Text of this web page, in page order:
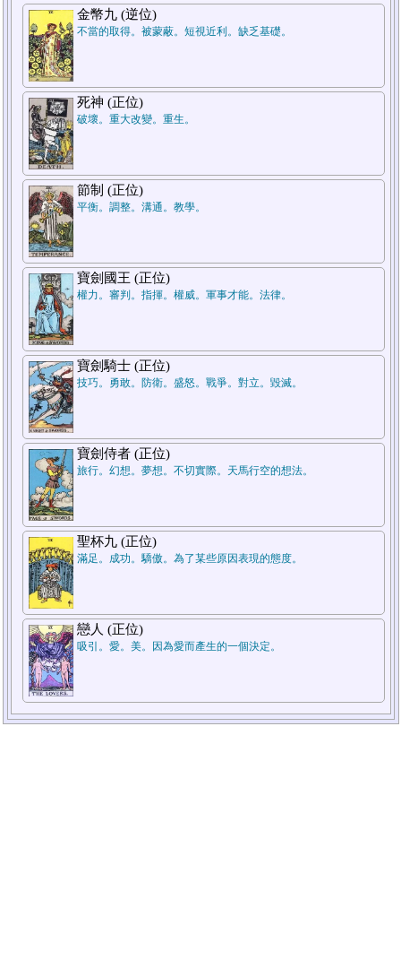
金幣九 (逆位)
不當的取得。被蒙蔽。短視近利。缺乏基礎。
死神 (正位)
破壞。重大改變。重生。
節制 (正位)
平衡。調整。溝通。教學。
寶劍國王 (正位)
權力。審判。指揮。權威。軍事才能。法律。
寶劍騎士 (正位)
技巧。勇敢。防衛。盛怒。戰爭。對立。毀滅。
寶劍侍者 (正位)
旅行。幻想。夢想。不切實際。天馬行空的想法。
聖杯九 (正位)
滿足。成功。驕傲。為了某些原因表現的態度。
戀人 (正位)
吸引。愛。美。因為愛而產生的一個決定。